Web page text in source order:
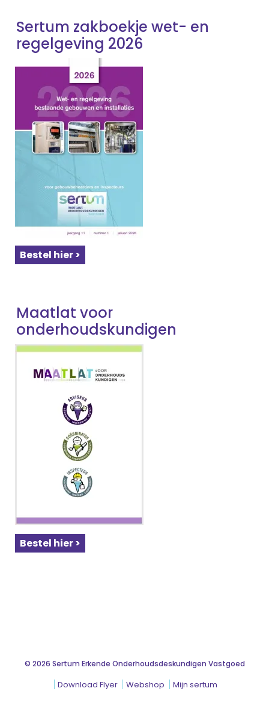
Sertum zakboekje wet- en
regelgeving 2026
Bestel hier >
Maatlat voor
onderhoudskundigen
Bestel hier >
© 2026 Sertum Erkende Onderhoudsdeskundigen Vastgoed
Download Flyer Webshop Mijn sertum